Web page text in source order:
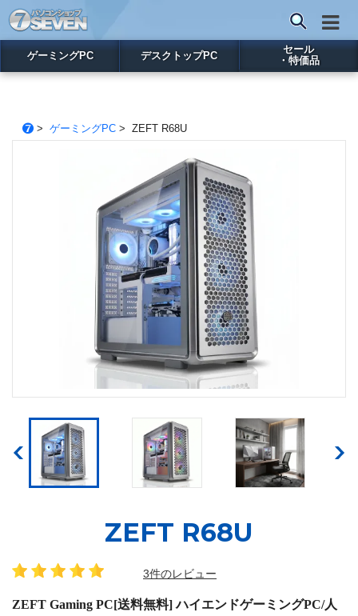
ゲーミングPC デスクトップPC
セール
・特価品
> ゲーミングPC> ZEFT R68U
ZEFT R68U
3件のレビュー
ZEFT Gaming PC[送料無料] ハイエンドゲーミングPC/人